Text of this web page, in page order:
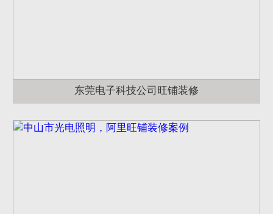
东莞电子科技公司旺铺装修